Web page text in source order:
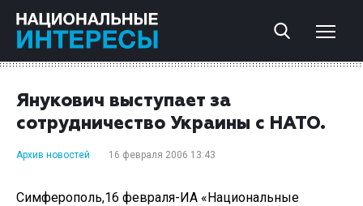
Янукович выступает за
сотрудничество Украины с НАТО.
Архив новостей 16 февраля 2006 13:43
Симферополь,16 февраля-ИА «Национальные